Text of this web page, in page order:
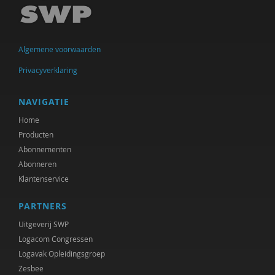
Carol D. Ryff
Marcel de Rooij
Delphine De Smet
prof. dr. Peter Derkx
Hanke Drop
Joachim Duyndam
Maxime Essers
Anne Goossensen
Rik Hospers
Ruben Jacobs
Algemene voorwaarden
Privacyverklaring
NAVIGATIE
Home
Producten
Abonnementen
Abonneren
Klantenservice
PARTNERS
Uitgeverij SWP
Logacom Congressen
Logavak Opleidingsgroep
Zesbee